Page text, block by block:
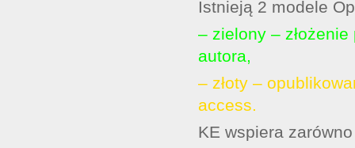
Istnieją 2 modele
– zielony –
autora,
– złoty –
access.
KE wspiera